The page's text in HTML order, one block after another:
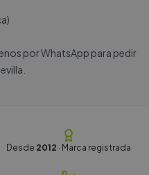
porWhatsApp para pedir
Desde 2012 · Marca registrada